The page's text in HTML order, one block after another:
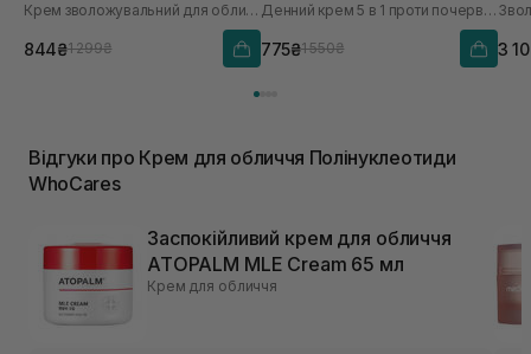
Крем зволожувальний для обличчя із веганськими полінуклеотидами
844₴1 299₴
30 мл
Денний крем 5 в 1 проти почервоніння
775₴1 550₴ 3
Відгуки про Крем для обличчя Полінуклеотиди
WhoCares
Заспокійливий крем для обличчя
ATOPALM MLE Cream 65 мл
Крем для обличчя